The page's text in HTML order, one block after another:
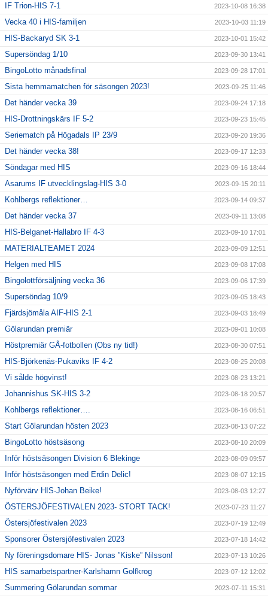
IF Trion-HIS 7-1 2023-10-08 16:38
Vecka 40 i HIS-familjen 2023-10-03 11:19
HIS-Backaryd SK 3-1 2023-10-01 15:42
Supersöndag 1/10 2023-09-30 13:41
BingoLotto månadsfinal 2023-09-28 17:01
Sista hemmamatchen för säsongen 2023! 2023-09-25 11:46
Det händer vecka 39 2023-09-24 17:18
HIS-Drottningskärs IF 5-2 2023-09-23 15:45
Seriematch på Högadals IP 23/9 2023-09-20 19:36
Det händer vecka 38! 2023-09-17 12:33
Söndagar med HIS 2023-09-16 18:44
Asarums IF utvecklingslag-HIS 3-0 2023-09-15 20:11
Kohlbergs reflektioner… 2023-09-14 09:37
Det händer vecka 37 2023-09-11 13:08
HIS-Belganet-Hallabro IF 4-3 2023-09-10 17:01
MATERIALTEAMET 2024 2023-09-09 12:51
Helgen med HIS 2023-09-08 17:08
Bingolottförsäljning vecka 36 2023-09-06 17:39
Supersöndag 10/9 2023-09-05 18:43
Fjärdsjömåla AIF-HIS 2-1 2023-09-03 18:49
Gölarundan premiär 2023-09-01 10:08
Höstpremiär GÅ-fotbollen (Obs ny tid!) 2023-08-30 07:51
HIS-Björkenäs-Pukaviks IF 4-2 2023-08-25 20:08
Vi sålde högvinst! 2023-08-23 13:21
Johannishus SK-HIS 3-2 2023-08-18 20:57
Kohlbergs reflektioner…. 2023-08-16 06:51
Start Gölarundan hösten 2023 2023-08-13 07:22
BingoLotto höstsäsong 2023-08-10 20:09
Inför höstsäsongen Division 6 Blekinge 2023-08-09 09:57
Inför höstsäsongen med Erdin Delic! 2023-08-07 12:15
Nyförvärv HIS-Johan Beike! 2023-08-03 12:27
ÖSTERSJÖFESTIVALEN 2023- STORT TACK! 2023-07-23 11:27
Östersjöfestivalen 2023 2023-07-19 12:49
Sponsorer Östersjöfestivalen 2023 2023-07-18 14:42
Ny föreningsdomare HIS- Jonas ”Kiske” Nilsson! 2023-07-13 10:26
HIS samarbetspartner-Karlshamn Golfkrog 2023-07-12 12:02
Summering Gölarundan sommar 2023-07-11 15:31